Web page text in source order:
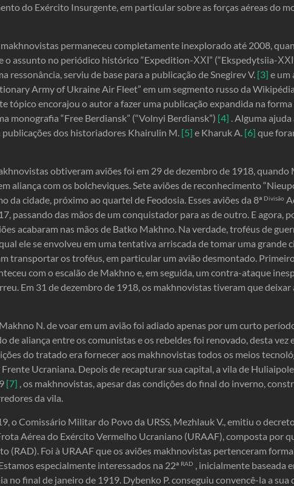
do Exército Insurgente, em particular sobre as forças aéreas do
permaneceu completamente inexplorado até 2008,
o assunto no periódico histórico “Expedition-ХХІ” (“Ekspedytsiia-
ressonância, serviu de base para a publicação de Snegirev V. [3] e um
Army of Ukraine Air Fleet” em um segmento russo da
tópico encorajou o autor a fazer uma publicação expandida na forma
monografia “Free Berdiansk” (“Volnyi Berdiansk”) [4] . Alguma
dos historiadores Khairulin M. [5] e Kharuk A. [6] que
obtiveram aviões foi em 29 de dezembro de 1918, quando
aliança com os bolcheviques. Sete aviões de reconhecimento
da cidade, próximo ao quartel de Feodosia. Esses aviões da 8ª Divisão
passando das mãos de um conquistador para as de outro. E agora,
acabaram nas mãos de Batko Makhno. Na verdade, troféus de
ele se envolveu em uma tentativa arriscada de tomar uma grande
transportar os troféus, em particular um avião desmontado.
com o escalão de Makhno e, em seguida, um contra-ataque
Em 31 de dezembro de 1918, os makhnovistas tiveram que deixar
N. de voar em um avião foi adiado apenas por um curto
de aliança entre os comunistas e os rebeldes foi renovado, desta vez
do tratado era fornecer aos makhnovistas todos os meios
Ucraniana. Depois de recapturar sua capital, a vila de
[7] , os makhnovistas, apesar das condições do final do inverno,
da vila.
o Comissário Militar do Povo da URSS, Mezhlauk V., emitiu o
Aérea do Exército Vermelho Ucraniano (URAAF), composta por
(RAD). Foi à URAAF que os aviões makhnovistas pertenceram
especialmente interessados na 22ª RAD
, inicialmente baseada
no final de janeiro de 1919. Dybenko P. conseguiu convencê-la a sua